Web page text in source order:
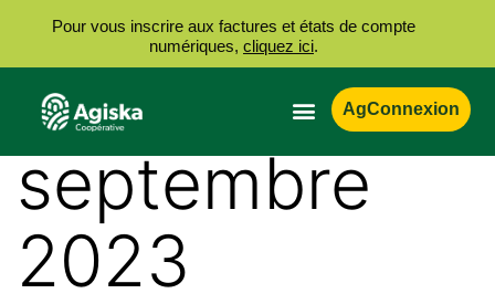
AgConnexion
Jour :
28
septembre
2023
Pour vous inscrire aux factures et états de compte
numériques, cliquez ici.